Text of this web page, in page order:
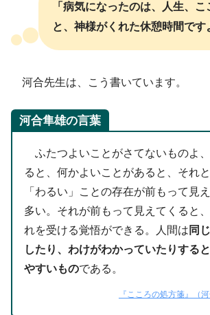
「病気になったのは、人生、
と、神様がくれた休憩時間です
河合先生は、こう書いています。
河合隼雄の言葉
ふたつよいことがさてないものよ、
ると、何かよいことがあると、それ
「わるい」ことの存在が前もって見
多い。それが前もって見えてくると
れを受ける覚悟ができる。人間は 同
したり、わけがわかっていたりする
やすいものである。
『こころの処方箋』（